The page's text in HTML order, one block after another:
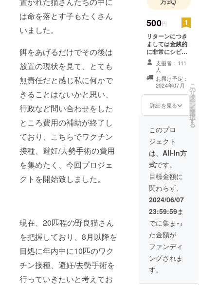
は命を落とす子もたくさん
いました。
餌をあげるだけでその後は
放置の現状を見て、とても
無責任だと感じ私に何かで
きることはないかと思い、
行政など問い合わせをした
ところ費用の補助が終了し
ており、こちらでワクチン
接種、避妊/去勢手術の費用
を集めたく、今回プロジェ
クトを開始致しました。
現在、20匹程の野良猫さん
を把握しており、8月以降を
目処に年内中に10匹のワク
チン接種、避妊/去勢手術を
行っていきたいと考えてお
う思いに至
りました。
みなさまの
お力添えを
お借りして1
匹ずつ確実
にワクチン
接種、避妊
手術、去勢
手術を行っ
ていきたい
と考えてお
ります。
みなさまの
力をお借り
できません
か？
よろしくお
願い致しま
す。
500円
リターンにつき
ましては金銭的
に非常にシビア
な状況であるの
で、お手紙にな
りますがご理解
頂けますと幸い
です。
支援者：111
人
お届け予定：
2024年07月
詳細を見る
こ
の
リ
タ
ー
ン
を
選
択
す
る
このプロ
ジェクト
は、 All-In方
式です。
目標金額に
関わらず、
2024/06/07
23:59:59ま
でに集まっ
た金額が
ファンディ
ングされま
す。